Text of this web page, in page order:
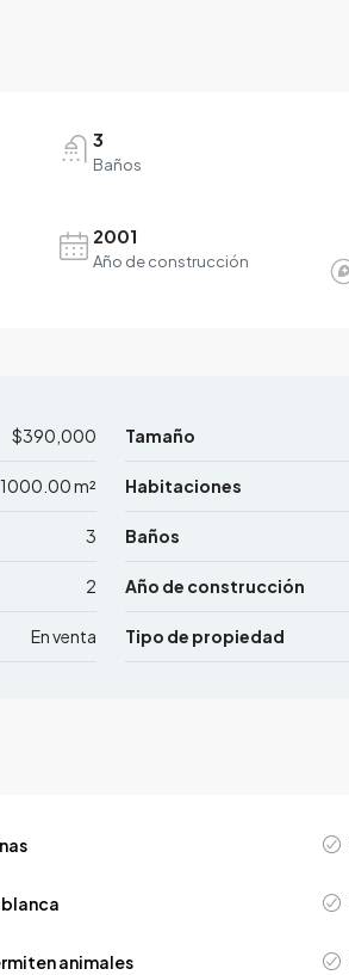
3
Baños
2001
Año de construcción
$390,000 Tamaño
1000.00 m² Habitaciones
3 Baños
2 Año de construcción
En venta Tipo de propiedad
blanca
animales